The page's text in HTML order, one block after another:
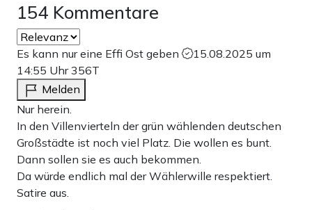
154 Kommentare
Es kann nur eine Effi Ost geben
15.08.2025 um
14:55 Uhr356T
Melden
Nur herein.
In den Villenvierteln der grün wählenden deutschen
Großstädte ist noch viel Platz. Die wollen es bunt.
Dann sollen sie es auch bekommen.
Da würde endlich mal der Wählerwille respektiert.
Satire aus.